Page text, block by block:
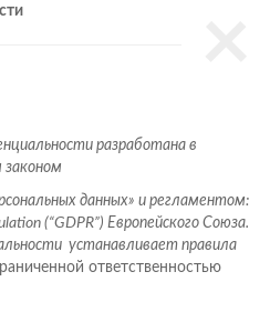
разработана в
данных» и регламентом:
(“GDPR”) Европейского Союза.
устанавливает правила
ответственностью